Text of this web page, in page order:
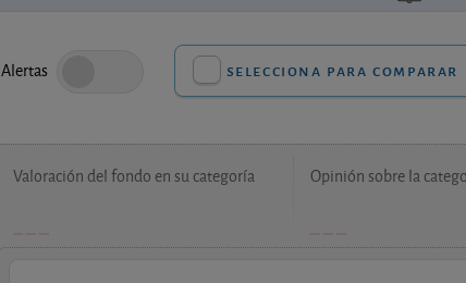
Alertas selecciona para comparar
Valoración del fondo en su categoría Opinión sobre la